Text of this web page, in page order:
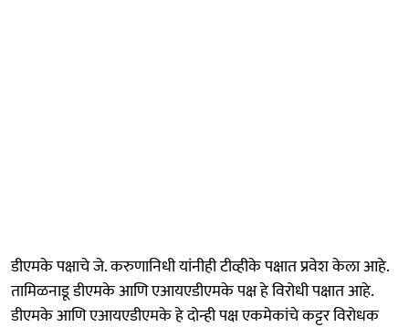
डीएमके पक्षाचे जे. करुणानिधी यांनीही टीव्हीके पक्षात प्रवेश केला आहे.
तामिळनाडू डीएमके आणि एआयएडीएमके पक्ष हे विरोधी पक्षात आहे.
डीएमके आणि एआयएडीएमके हे दोन्ही पक्ष एकमेकांचे कट्टर विरोधक